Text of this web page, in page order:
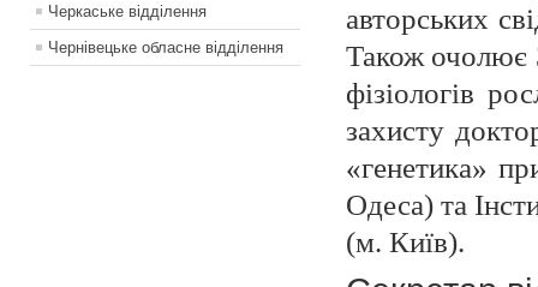
Черкаське відділення
Чернівецьке обласне відділення
авторських
Також очолює
фізіологів
захисту
«генетика»
Одеса) та
(м. Київ).